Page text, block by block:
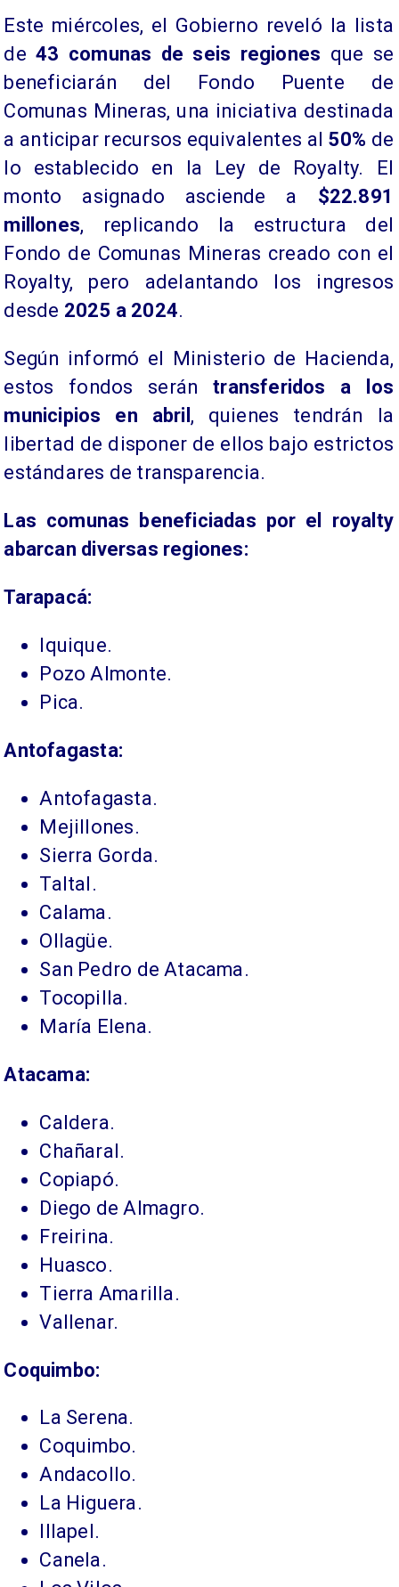
​​Este miércoles, el Gobierno reveló la lista
de43 comunas de seis regiones que se
beneficiarán del Fondo Puente de
Comunas Mineras, una iniciativa destinada
a anticipar recursos equivalentes al 50% de
lo establecido en la Ley de Royalty. El
monto asignado asciende a $22.891
millones, replicando la estructura del
Fondo de Comunas Mineras creado con el
Royalty, pero adelantando los ingresos
desde 2025 a 2024.​​​​​
​Según informó el Ministerio de Hacienda,
estos fondos serántransferidos a los
municipios en abril , quienes tendrán la
libertad de disponer de ellos bajo estrictos
estándares de transparencia.
​Las comunas beneficiadas por el royalty
abarcan diversas regiones:
​Tarapacá:
Iquique.
Pozo Almonte.
Pica.
Antofagasta:
​Antofagasta.
Mejillones.
Sierra Gorda.
Taltal.
Calama.
Ollagüe.
San Pedro de Atacama.
Tocopilla.
María Elena.
Atacama:
Caldera.
Chañaral.
Copiapó.
Diego de Almagro.
Freirina.
Huasco.
Tierra Amarilla.
Vallenar.
Coquimbo:
​La Serena.
Coquimbo.
Andacollo.
La Higuera.
Illapel.
Canela.